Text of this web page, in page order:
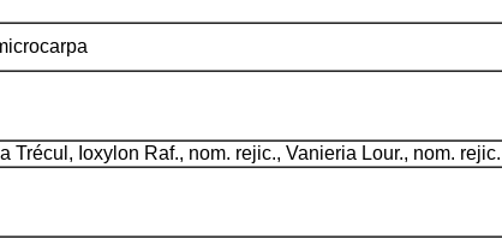
Trécul, Ioxylon Raf., nom. rejic., Vanieria Lour., nom. rejic.